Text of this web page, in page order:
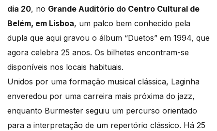
dia 20, no Grande Auditório do Centro Cultural de
Belém, em Lisboa, um palco bem conhecido pela
dupla que aqui gravou o álbum “Duetos” em 1994, que
agora celebra 25 anos. Os bilhetes encontram-se
disponíveis nos locais habituais.
Unidos por uma formação musical clássica, Laginha
enveredou por uma carreira mais próxima do jazz,
enquanto Burmester seguiu um percurso orientado
para a interpretação de um repertório clássico. Há 25